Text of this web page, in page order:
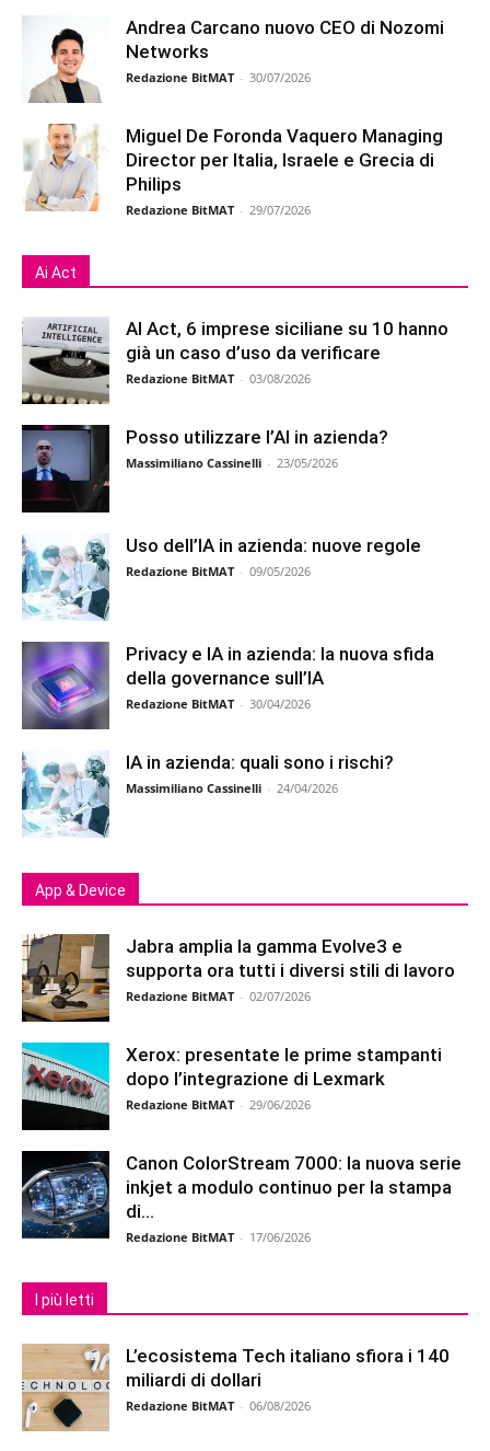
Andrea Carcano nuovo CEO di Nozomi
Networks
Redazione BitMAT - 30/07/2026
Miguel De Foronda Vaquero Managing
Director per Italia, Israele e Grecia di
Philips
Redazione BitMAT - 29/07/2026
Ai Act
AI Act, 6 imprese siciliane su 10 hanno
già un caso d’uso da verificare
Redazione BitMAT - 03/08/2026
Posso utilizzare l’AI in azienda?
Massimiliano Cassinelli - 23/05/2026
Uso dell’IA in azienda: nuove regole
Redazione BitMAT - 09/05/2026
Privacy e IA in azienda: la nuova sfida
della governance sull’IA
Redazione BitMAT - 30/04/2026
IA in azienda: quali sono i rischi?
Massimiliano Cassinelli - 24/04/2026
App & Device
Jabra amplia la gamma Evolve3 e
supporta ora tutti i diversi stili di lavoro
Redazione BitMAT - 02/07/2026
Xerox: presentate le prime stampanti
dopo l’integrazione di Lexmark
Redazione BitMAT - 29/06/2026
Canon ColorStream 7000: la nuova serie
inkjet a modulo continuo per la stampa
di...
Redazione BitMAT - 17/06/2026
I più letti
L’ecosistema Tech italiano sfiora i 140
miliardi di dollari
Redazione BitMAT - 06/08/2026